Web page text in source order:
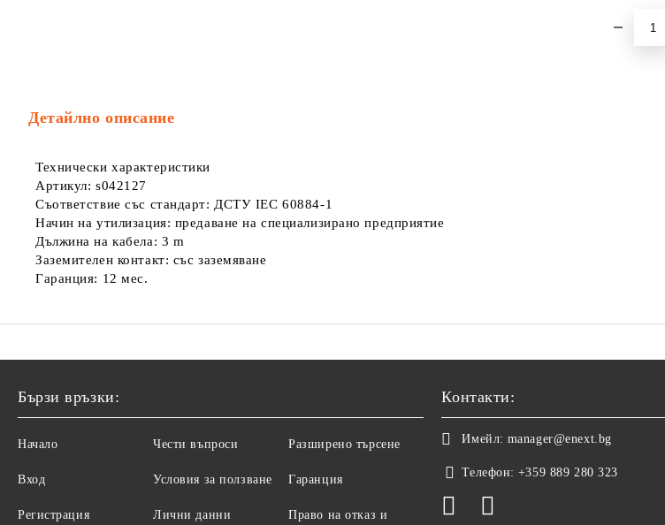
Детайлно описание
Технически характеристики
Артикул: s042127
Съответствие със стандарт: ДСТУ IEC 60884-1
Начин на утилизация: предаване на специализирано предприятие
Дължина на кабела: 3 m
Заземителен контакт: със заземяване
Гаранция: 12 мес.
Бързи връзки:
Начало
Вход
Регистрация
Чести въпроси
Условия за ползване
Лични данни
Разширено търсене
Гаранция
Право на отказ и
Контакти:
Имейл: manager@enext.bg
Телефон: +359 889 280 323